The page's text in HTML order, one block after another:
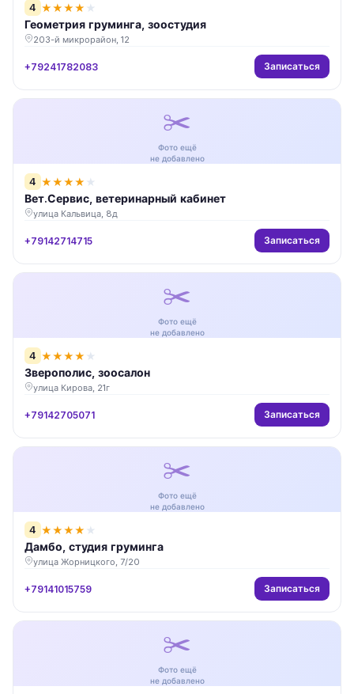
4 ★★★★ ★
Геометрия груминга, зоостудия
203-й микрорайон, 12
+79241782083 Записаться
✂️
Фото ещё
не добавлено
4 ★★★★ ★
Вет.Сервис, ветеринарный кабинет
улица Кальвица, 8д
+79142714715 Записаться
✂️
Фото ещё
не добавлено
4 ★★★★ ★
Зверополис, зоосалон
улица Кирова, 21г
+79142705071 Записаться
✂️
Фото ещё
не добавлено
4 ★★★★ ★
Дамбо, студия груминга
улица Жорницкого, 7/20
+79141015759 Записаться
✂️
Фото ещё
не добавлено